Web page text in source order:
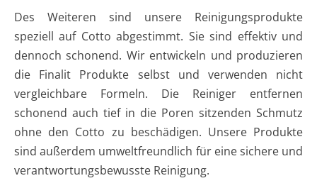
Des Weiteren sind unsere Reinigungsprodukte
speziell auf Cotto abgestimmt. Sie sind effektiv und
dennoch schonend. Wir entwickeln und produzieren
die Finalit Produkte selbst und verwenden nicht
vergleichbare Formeln. Die Reiniger entfernen
schonend auch tief in die Poren sitzenden Schmutz
ohne den Cotto zu beschädigen. Unsere Produkte
sind außerdem umweltfreundlich für eine sichere und
verantwortungsbewusste Reinigung.